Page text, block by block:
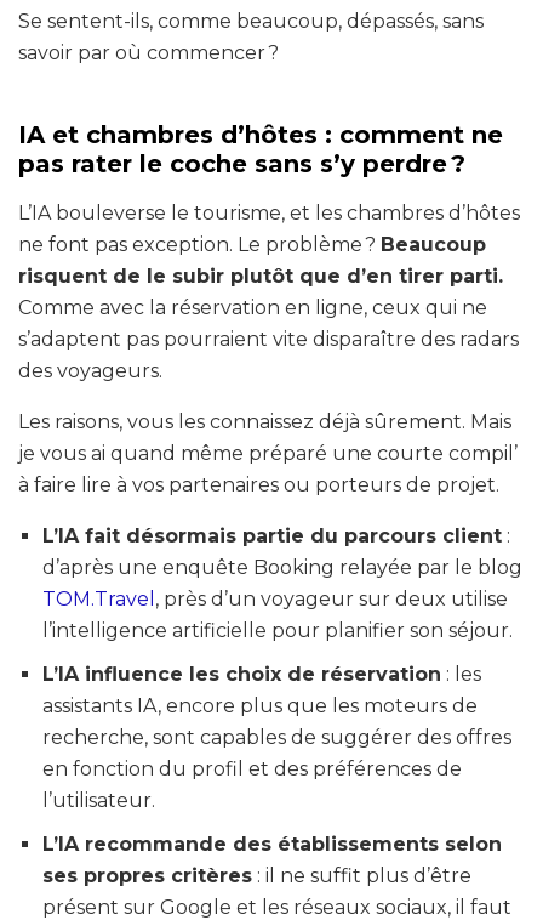
Se sentent-ils, comme beaucoup, dépassés, sans
savoir par où commencer ?
IA et chambres d’hôtes : comment ne
pas rater le coche sans s’y perdre ?
L’IA bouleverse le tourisme, et les chambres d’hôtes
ne font pas exception. Le problème ? Beaucoup
risquent de le subir plutôt que d’en tirer parti.
Comme avec la réservation en ligne, ceux qui ne
s’adaptent pas pourraient vite disparaître des radars
des voyageurs.
Les raisons, vous les connaissez déjà sûrement. Mais
je vous ai quand même préparé une courte compil’
à faire lire à vos partenaires ou porteurs de projet.
L’IA fait désormais partie du parcours client :
d’après une enquête Booking relayée par le blog
TOM.Travel , près d’un voyageur sur deux utilise
l’intelligence artificielle pour planifier son séjour.
L’IA influence les choix de réservation : les
assistants IA, encore plus que les moteurs de
recherche, sont capables de suggérer des offres
en fonction du profil et des préférences de
l’utilisateur.
L’IA recommande des établissements selon
ses propres critères : il ne suffit plus d’être
présent sur Google et les réseaux sociaux, il faut